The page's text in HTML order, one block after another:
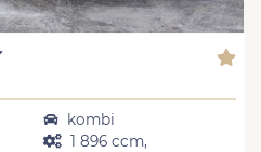
kombi
1 896 ccm,